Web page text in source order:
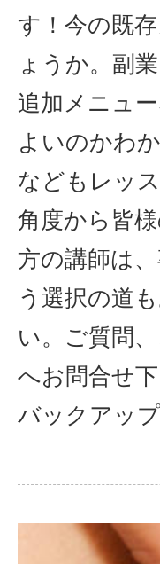
す！今の既
ょうか。副
追加メニュ
よいのかわ
などもレッ
角度から皆
方の講師は
う選択の道
い。ご質問
へお問合せ
バックアッ